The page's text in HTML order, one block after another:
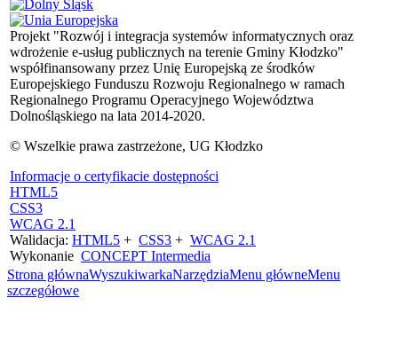
Projekt "Rozwój i integracja systemów informatycznych oraz
wdrożenie e-usług publicznych na terenie Gminy Kłodzko"
współfinansowany przez Unię Europejską ze środków
Europejskiego Funduszu Rozwoju Regionalnego w ramach
Regionalnego Programu Operacyjnego Województwa
Dolnośląskiego na lata 2014-2020.
© Wszelkie prawa zastrzeżone, UG Kłodzko
Informacje o certyfikacie dostępności
HTML5
CSS3
WCAG 2.1
Walidacja: HTML5 + CSS3 + WCAG 2.1
Wykonanie CONCEPT Intermedia
Strona głównaWyszukiwarkaNarzędziaMenu główneMenu
szczegółowe